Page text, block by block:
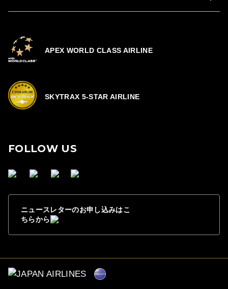
APEX WORLD CLASS AIRLINE
SKYTRAX 5-STAR AIRLINE
FOLLOW US
ニュースレターのお申し込みはこ
ちらから